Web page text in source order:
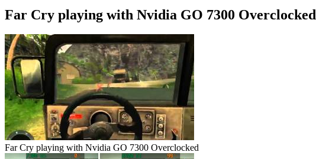
Far Cry playing with Nvidia GO 7300 Overclocked
Far Cry playing with Nvidia GO 7300 Overclocked